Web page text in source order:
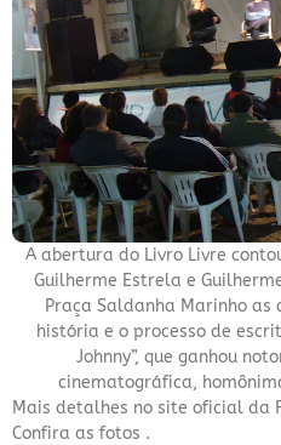
A abertura do Livro Livre
Guilherme Estrela e
Praça Saldanha Marinho as
história e o processo de
Johnny”, que ganhou
cinematográfica,
Mais detalhes no site oficial da
Confira as fotos .